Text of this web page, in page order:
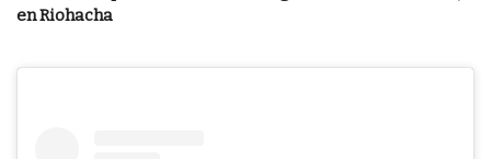
en Riohacha